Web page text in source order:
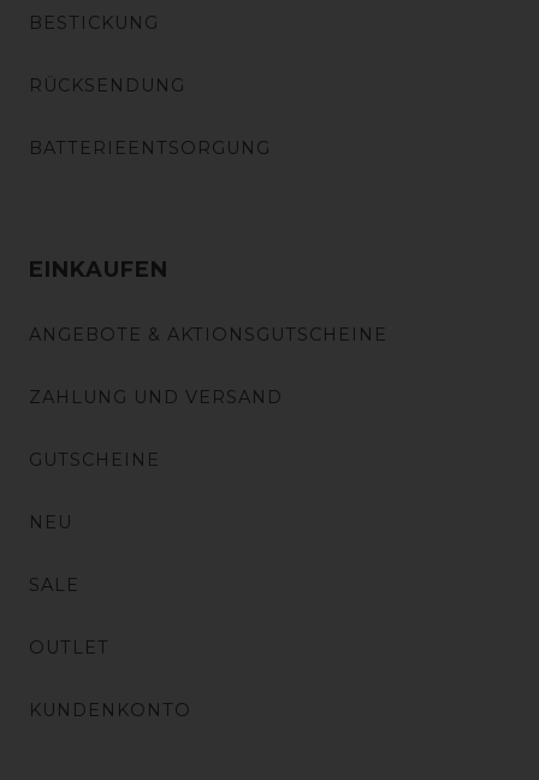
BESTICKUNG
RÜCKSENDUNG
BATTERIEENTSORGUNG
EINKAUFEN
ANGEBOTE & AKTIONSGUTSCHEINE
ZAHLUNG UND VERSAND
GUTSCHEINE
NEU
SALE
OUTLET
KUNDENKONTO